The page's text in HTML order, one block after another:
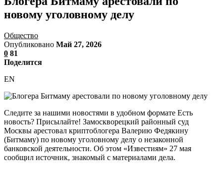
новому уголовному делу
Общество
Опубликовано Май 27, 2026
0 81
Поделится
EN
Следите за нашими новостями в удобном формате Есть
новость? Присылайте! Замоскворецкий районный суд
Москвы арестовал криптоблогера Валерию Федякину
(Битмаму) по новому уголовному делу о незаконной
банковской деятельности. Об этом «Известиям» 27 мая
сообщил источник, знакомый с материалами дела.